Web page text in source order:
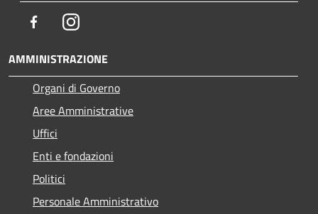
FacebookInstagram
AMMINISTRAZIONE
Organi di Governo
Aree Amministrative
Uffici
Enti e fondazioni
Politici
Personale Amministrativo